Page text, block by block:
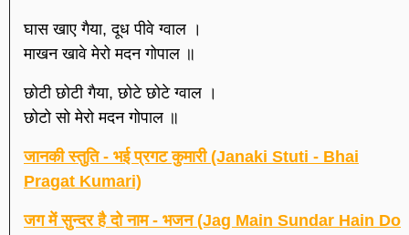
घास खाए गैया, दूध पीवे ग्वाल ।
माखन खावे मेरो मदन गोपाल ॥
छोटी छोटी गैया, छोटे छोटे ग्वाल ।
छोटो सो मेरो मदन गोपाल ॥
जानकी स्तुति - भई प्रगट कुमारी (Janaki Stuti - Bhai
Pragat Kumari)
जग में सुन्दर है दो नाम - भजन (Jag Main Sundar Hain Do